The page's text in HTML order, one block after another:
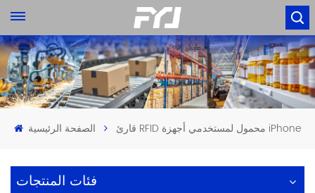
الصفحة الرئيسية قارئ RFID محمول لمستخدمي أجهزة iPhone
فئات المنتجات